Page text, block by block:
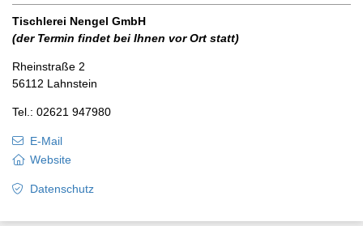
Tischlerei Nengel GmbH
(der Termin findet bei Ihnen vor Ort statt)
Rheinstraße 2
56112 Lahnstein
Tel.: 02621 947980
E-Mail
Website
Datenschutz